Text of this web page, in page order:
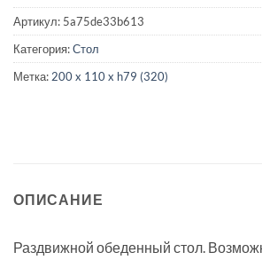
Артикул: 5a75de33b613
Категория:Стол
Метка:200 x 110 x h79 (320)
ОПИСАНИЕ
Раздвижной обеденный стол.